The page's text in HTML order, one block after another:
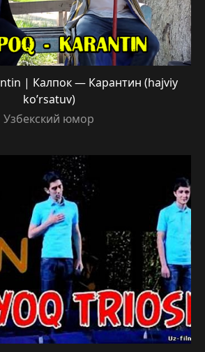
| Калпок — Карантин (hajviy
ko’rsatuv)
Узбекский юмор